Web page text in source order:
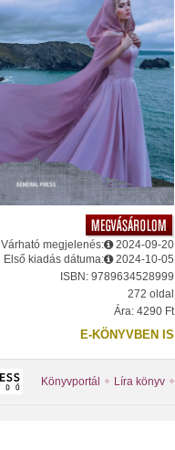
Várható megjelenés:
2024-09-20
Első kiadás dátuma:
2024-10-05
ISBN: 9789634528999
272 oldal
Ára: 4290 Ft
E-KÖNYVBEN IS
Könyvportál Líra könyv